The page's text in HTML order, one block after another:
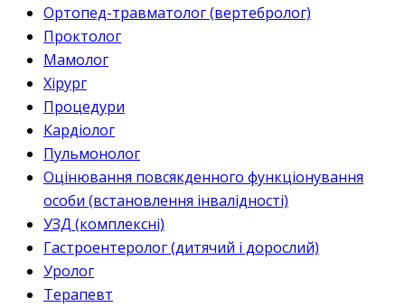
Ортопед-травматолог (вертебролог)
Проктолог
Мамолог
Хірург
Процедури
Кардіолог
Пульмонолог
Оцінювання повсякденного функціонування
особи (встановлення інвалідності)
УЗД (комплексні)
Гастроентеролог (дитячий і дорослий)
Уролог
Терапевт